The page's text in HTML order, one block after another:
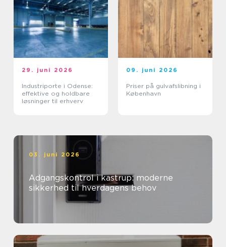
29. juni 2026
Industriporte i Odense:
effektive og holdbare
løsninger til erhverv
09. juni 2026
Priser på gulvafslibning i
København
03. juni 2026
Adgangskontrol i kastrup: moderne
sikkerhed til hverdagens behov